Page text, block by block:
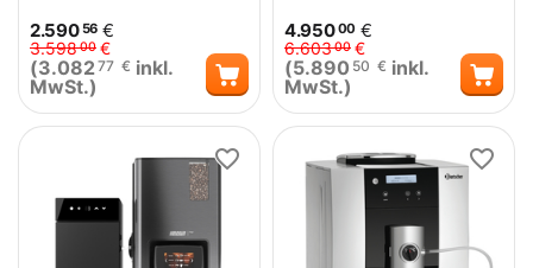
2.59056 €
3.59800 €
(3.08277 € inkl.
MwSt.)
4.95000 €
6.60300 €
(5.890 50 € inkl.
MwSt.)